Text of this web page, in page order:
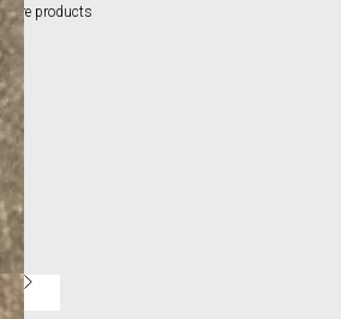
More products